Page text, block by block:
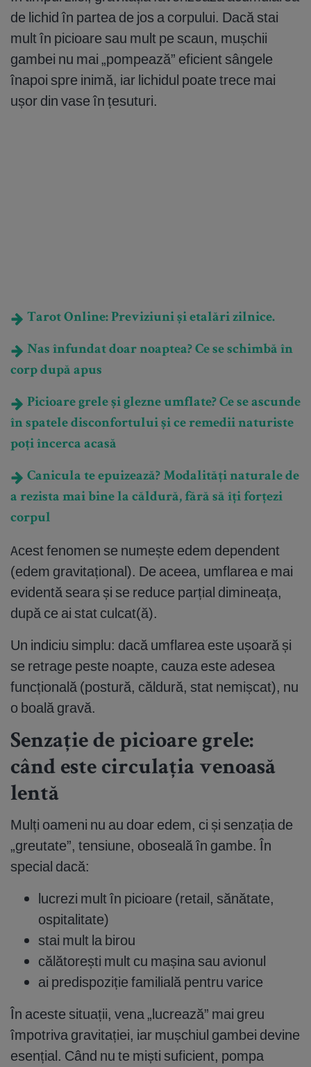
de lichid în partea de jos a corpului. Dacă stai
mult în picioare sau mult pe scaun, mușchii
gambei nu mai „pompează” eficient sângele
înapoi spre inimă, iar lichidul poate trece mai
ușor din vase în țesuturi.
Tarot Online: Previziuni și etalări zilnice.
Nas înfundat doar noaptea? Ce se schimbă în
corp după apus
Picioare grele și glezne umflate? Ce se ascunde
în spatele disconfortului și ce remedii naturiste
poți încerca acasă
Canicula te epuizează? Modalități naturale de
a rezista mai bine la căldură, fără să îți forțezi
corpul
Acest fenomen se numește edem dependent
(edem gravitațional). De aceea, umflarea e mai
evidentă seara și se reduce parțial dimineața,
după ce ai stat culcat(ă).
Un indiciu simplu: dacă umflarea este ușoară și
se retrage peste noapte, cauza este adesea
funcțională (postură, căldură, stat nemișcat), nu
o boală gravă.
Senzație de picioare grele:
când este circulația venoasă
lentă
Mulți oameni nu au doar edem, ci și senzația de
„greutate”, tensiune, oboseală în gambe. În
special dacă:
lucrezi mult în picioare (retail, sănătate,
ospitalitate)
stai mult la birou
călătorești mult cu mașina sau avionul
ai predispoziție familială pentru varice
În aceste situații, vena „lucrează” mai greu
împotriva gravitației, iar mușchiul gambei devine
esențial. Când nu te miști suficient, pompa